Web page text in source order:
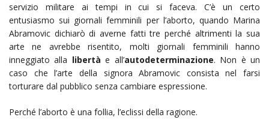
servizio militare ai tempi in cui si faceva. C’è un certo
entusiasmo sui giornali femminili per l’aborto, quando Marina
Abramovic dichiarò di averne fatti tre perché altrimenti la sua
arte ne avrebbe risentito, molti giornali femminili hanno
inneggiato alla libertà e all’autodeterminazione. Non è un
caso che l’arte della signora Abramovic consista nel farsi
torturare dal pubblico senza cambiare espressione.
Perché l’aborto è una follia, l’eclissi della ragione.